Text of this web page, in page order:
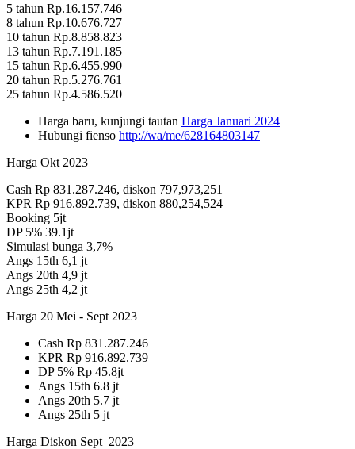
5 tahun Rp.16.157.746
8 tahun Rp.10.676.727
10 tahun Rp.8.858.823
13 tahun Rp.7.191.185
15 tahun Rp.6.455.990
20 tahun Rp.5.276.761
25 tahun Rp.4.586.520
Harga baru, kunjungi tautan Harga Januari 2024
Hubungi fienso http://wa/me/628164803147
Harga Okt 2023
Cash Rp 831.287.246, diskon 797,973,251
KPR Rp 916.892.739, diskon 880,254,524
Booking 5jt
DP 5% 39.1jt
Simulasi bunga 3,7%
Angs 15th 6,1 jt
Angs 20th 4,9 jt
Angs 25th 4,2 jt
Harga 20 Mei - Sept 2023
Cash Rp 831.287.246
KPR Rp 916.892.739
DP 5% Rp 45.8jt
Angs 15th 6.8 jt
Angs 20th 5.7 jt
Angs 25th 5 jt
Harga Diskon Sept 2023